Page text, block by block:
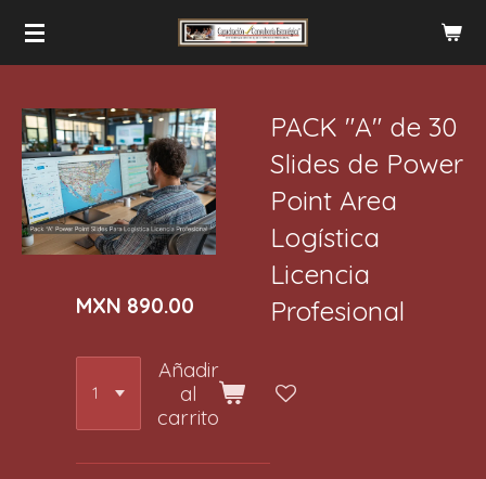
principal
PACK "A" de 30
Slides de Power
Point Area
Logística
Licencia
Profesional
MXN 890.00
Añadir
al
carrito